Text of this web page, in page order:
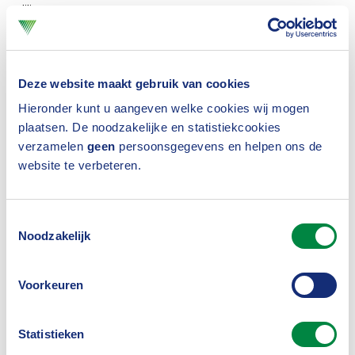
Deze website maakt gebruik van cookies
Hieronder kunt u aangeven welke cookies wij mogen
plaatsen. De noodzakelijke en statistiekcookies
verzamelen geen persoonsgegevens en helpen ons de
website te verbeteren.
Noodzakelijk
Voorkeuren
Statistieken
diligence.
Klimaatcommitment
In juli 2019 hebben verzekeraars gecommitteerd aan
de klimaatdoelen van het kabinet, gebaseerd op
het akkoord van Parijs. Via hetcommitment
rapporteren verzekeraars over de klimaatimpact
www.klimaatcommitment.nl
Duurzame woningbouw
en groeiende maatschappelijke uitdaging. Aan de